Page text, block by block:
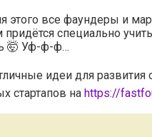
этого все фаундеры и
специально
🤯 Уф-ф-ф…
идеи для развития
стартапов на https://